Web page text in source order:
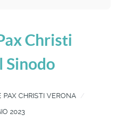
Christi
Sinodo
PAX CHRISTI VERONA
2023